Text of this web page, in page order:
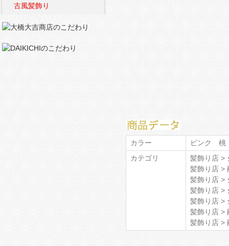
カラー
ピンク
カテゴリ
髪飾り店 >
髪飾り店 >
髪飾り店 >
髪飾り店 >
髪飾り店 >
髪飾り店 >
髪飾り店 >
古風髪飾り